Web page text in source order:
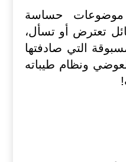
حساسة
تعترض أو تسأل،
التي صادفتها
ونظام طيباته